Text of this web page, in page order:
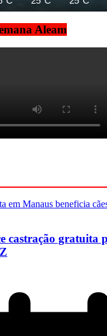
Aleam
castração gratuita